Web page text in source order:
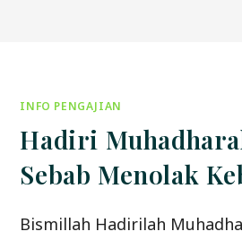
INFO PENGAJIAN
Hadiri
Sebab Menolak
Bismillah Hadirilah